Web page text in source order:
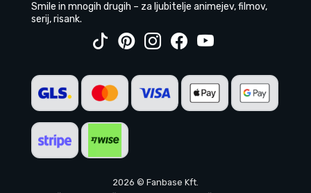
Smile in mnogih drugih – za ljubitelje animejev, filmov,
serij, risank.
2026 © Fanbase Kft.